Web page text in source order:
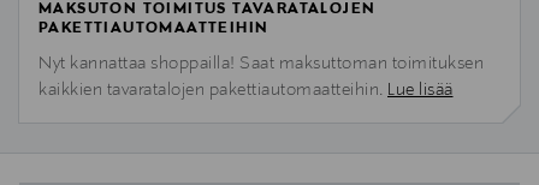
MAKSUTON TOIMITUS TAVARATALOJEN
PAKETTIAUTOMAATTEIHIN
Nyt kannattaa shoppailla! Saat maksuttoman toimituksen
kaikkien tavaratalojen pakettiautomaatteihin. Lue lisää